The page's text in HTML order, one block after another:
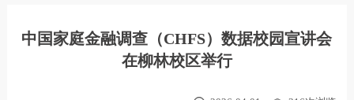
智库成果
中国家庭金融调查（CHFS）数据校园宣讲会
在柳林校区举行